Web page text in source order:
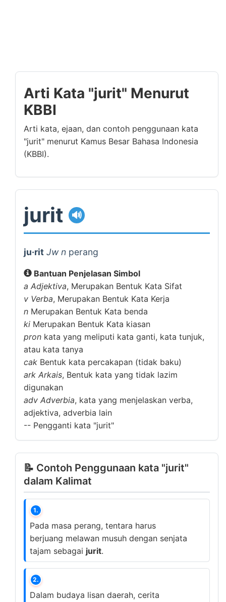
Arti Kata "jurit" Menurut
KBBI
Arti kata, ejaan, dan contoh penggunaan kata
"jurit" menurut Kamus Besar Bahasa Indonesia
(KBBI).
jurit 🔊
ju·rit Jw n perang
Bantuan Penjelasan Simbol
a Adjektiva, Merupakan Bentuk Kata Sifat
v Verba, Merupakan Bentuk Kata Kerja
n Merupakan Bentuk Kata benda
ki Merupakan Bentuk Kata kiasan
pron kata yang meliputi kata ganti, kata tunjuk,
atau kata tanya
cak Bentuk kata percakapan (tidak baku)
ark Arkais, Bentuk kata yang tidak lazim
digunakan
adv Adverbia, kata yang menjelaskan verba,
adjektiva, adverbia lain
-- Pengganti kata "jurit"
📝 Contoh Penggunaan kata "jurit"
dalam Kalimat
1.
Pada masa perang, tentara harus
berjuang melawan musuh dengan senjata
tajam sebagai jurit.
2.
Dalam budaya lisan daerah, cerita